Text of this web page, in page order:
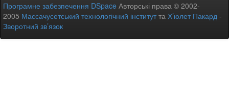
Програмне забезпечення DSpace Авторські права © 2002-
2005 Массачусетський технологічний інститутта Х’юлет Пакард -
Зворотний зв’язок